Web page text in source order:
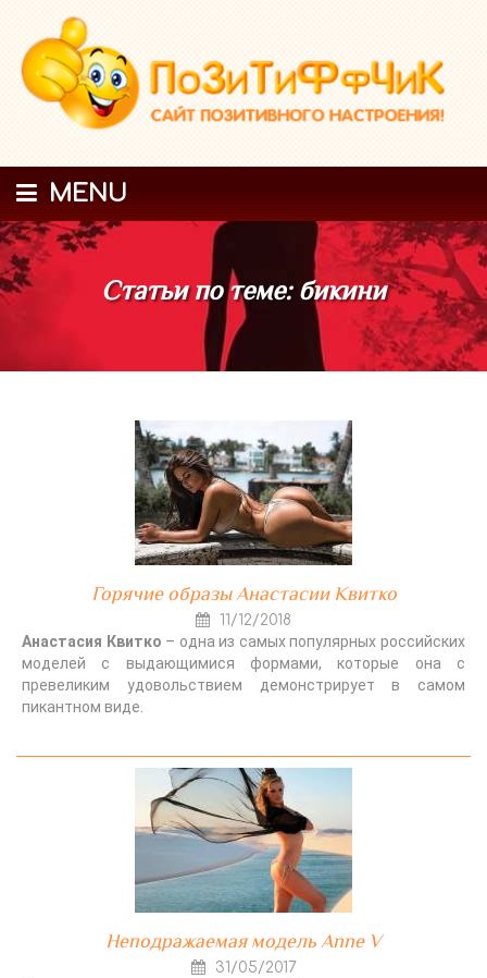
MENU
Статьи по теме: бикини
Горячие образы Анастасии Квитко
11/12/2018
Анастасия Квитко – одна из самых популярных российских
моделей с выдающимися формами, которые она с
превеликим удовольствием демонстрирует в самом
пикантном виде.
Неподражаемая модель Anne V
31/05/2017